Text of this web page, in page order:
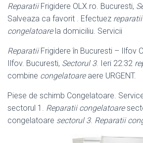
ReparatiiFrigidere OLX.ro. Bucuresti,
Salveaza ca favorit . Efectuez reparatii
congelatoarela domiciliu. Servicii
ReparatiiFrigidere în Bucuresti – Ilfov
Ilfov. Bucuresti, Sectorul 3. Ieri 22:32
combine congelatoareaere URGENT.
Piese de schimb Congelatoare.
sectorul 1. Reparatii congelatoare
congelatoare sectorul 3. Reparatii